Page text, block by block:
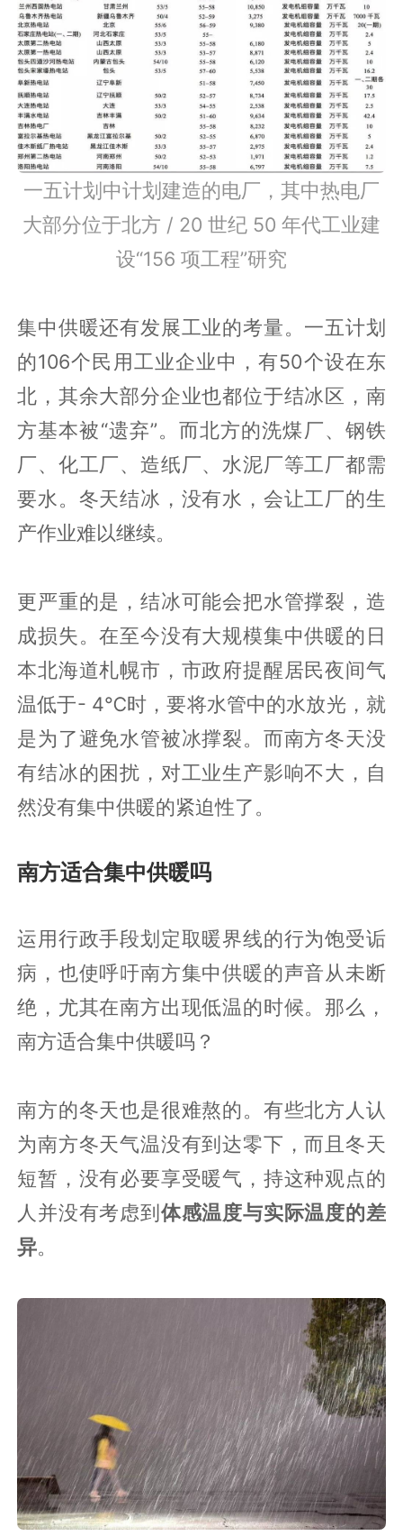
一五计划中计划建造的电厂，其中热电厂
大部分位于北方 / 20 世纪 50 年代工业建
设“156 项工程”研究
集中供暖还有发展工业的考量。一五计划
的106个民用工业企业中，有50个设在东
北，其余大部分企业也都位于结冰区，南
方基本被“遗弃”。而北方的洗煤厂、钢铁
厂、化工厂、造纸厂、水泥厂等工厂都需
要水。冬天结冰，没有水，会让工厂的生
产作业难以继续。
更严重的是，结冰可能会把水管撑裂，造
成损失。在至今没有大规模集中供暖的日
本北海道札幌市，市政府提醒居民夜间气
温低于- 4℃时，要将水管中的水放光，就
是为了避免水管被冰撑裂。而南方冬天没
有结冰的困扰，对工业生产影响不大，自
然没有集中供暖的紧迫性了。
南方适合集中供暖吗
运用行政手段划定取暖界线的行为饱受诟
病，也使呼吁南方集中供暖的声音从未断
绝，尤其在南方出现低温的时候。那么，
南方适合集中供暖吗？
南方的冬天也是很难熬的。有些北方人认
为南方冬天气温没有到达零下，而且冬天
短暂，没有必要享受暖气，持这种观点的
人并没有考虑到体感温度与实际温度的差
异。